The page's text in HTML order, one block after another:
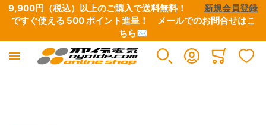
9,900円（税込）以上のご購入で送料無料！ 新規会員登録
ですぐ使える 500 ポイント進呈！ メールでのお問合せはこ
ちら✉